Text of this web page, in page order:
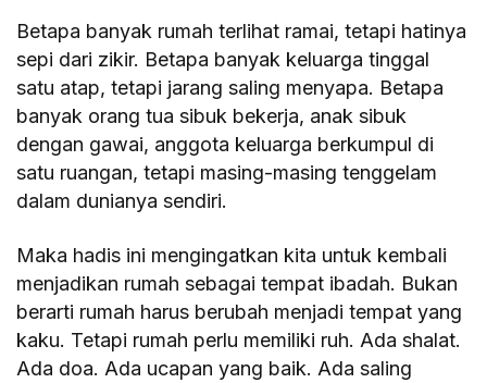
Betapa banyak rumah terlihat ramai, tetapi hatinya
sepi dari zikir. Betapa banyak keluarga tinggal
satu atap, tetapi jarang saling menyapa. Betapa
banyak orang tua sibuk bekerja, anak sibuk
dengan gawai, anggota keluarga berkumpul di
satu ruangan, tetapi masing-masing tenggelam
dalam dunianya sendiri.
Maka hadis ini mengingatkan kita untuk kembali
menjadikan rumah sebagai tempat ibadah. Bukan
berarti rumah harus berubah menjadi tempat yang
kaku. Tetapi rumah perlu memiliki ruh. Ada shalat.
Ada doa. Ada ucapan yang baik. Ada saling